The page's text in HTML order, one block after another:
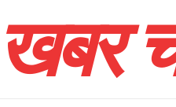
खबर